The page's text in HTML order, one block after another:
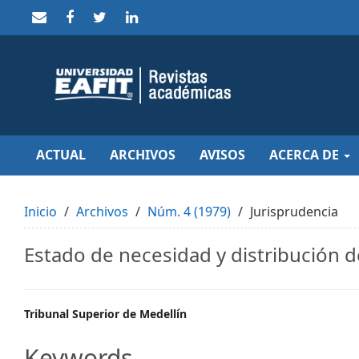
to
Main
Navigation
Content
Sidebar
ACTUAL ARCHIVOS AVISOS ACERCA DE
Inicio Archivos Núm. 4 (1979) Jurisprudencia
Estado de necesidad y distribución
Main
Article
Tribunal Superior de Medellín